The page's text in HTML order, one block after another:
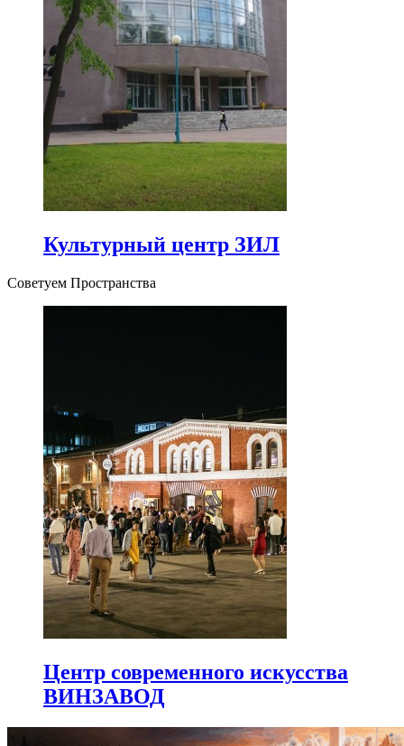
Культурный центр ЗИЛ
Советуем Пространства
Центр современного искусства
ВИНЗАВОД